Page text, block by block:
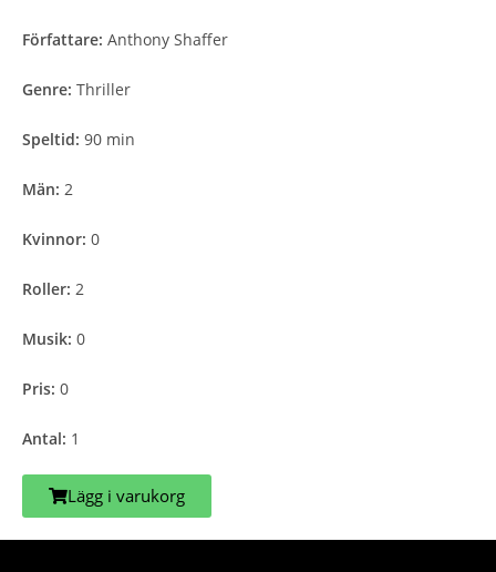
Författare: Anthony Shaffer
Genre: Thriller
Speltid: 90 min
Män: 2
Kvinnor: 0
Roller: 2
Musik: 0
Pris: 0
Antal: 1
Lägg i varukorg